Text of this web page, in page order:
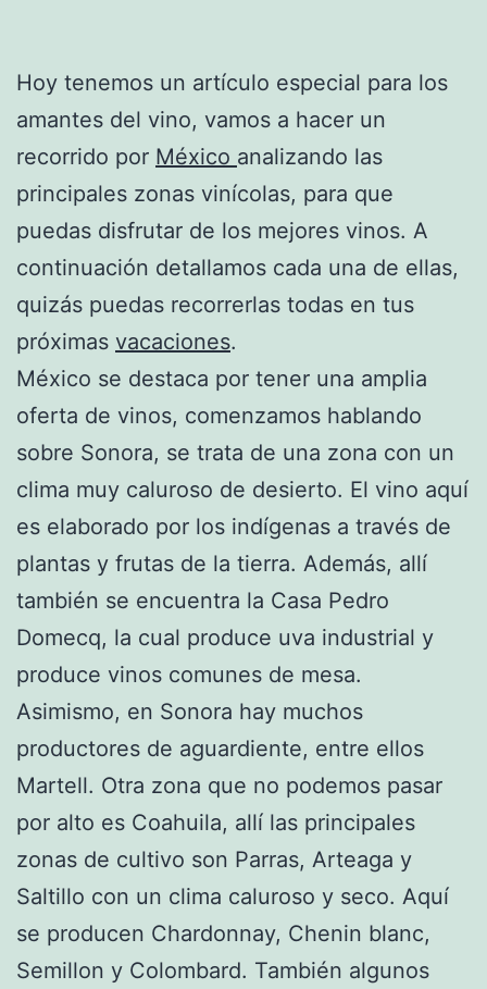
Hoy tenemos un artículo especial para los
amantes del vino, vamos a hacer un
recorrido por México analizando las
principales zonas vinícolas, para que
puedas disfrutar de los mejores vinos. A
continuación detallamos cada una de ellas,
quizás puedas recorrerlas todas en tus
próximas vacaciones.
México se destaca por tener una amplia
oferta de vinos, comenzamos hablando
sobre Sonora, se trata de una zona con un
clima muy caluroso de desierto. El vino aquí
es elaborado por los indígenas a través de
plantas y frutas de la tierra. Además, allí
también se encuentra la Casa Pedro
Domecq, la cual produce uva industrial y
produce vinos comunes de mesa.
Asimismo, en Sonora hay muchos
productores de aguardiente, entre ellos
Martell. Otra zona que no podemos pasar
por alto es Coahuila, allí las principales
zonas de cultivo son Parras, Arteaga y
Saltillo con un clima caluroso y seco. Aquí
se producen Chardonnay, Chenin blanc,
Semillon y Colombard. También algunos